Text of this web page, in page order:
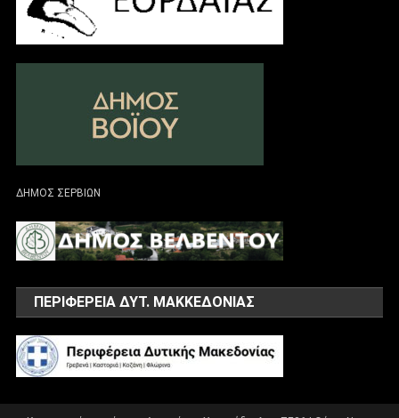
ΔΗΜΟΣ ΣΕΡΒΙΩΝ
ΠΕΡΙΦΕΡΕΙΑ ΔΥΤ. ΜΑΚΚΕΔΟΝΙΑΣ